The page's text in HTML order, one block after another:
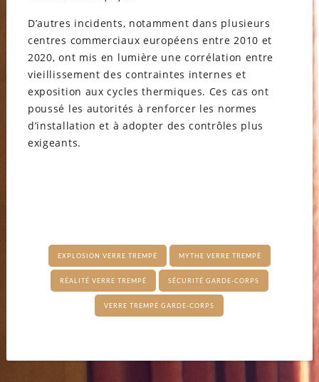
D’autres incidents, notamment dans plusieurs
centres commerciaux européens entre 2010 et
2020, ont mis en lumière une corrélation entre
vieillissement des contraintes internes et
exposition aux cycles thermiques. Ces cas ont
poussé les autorités à renforcer les normes
d’installation et à adopter des contrôles plus
exigeants.
EXPLOSION VERRE TREMPÉ MYTHE VERRE TREMPÉ
RÉALITÉ VERRE TREMPÉ SÉCURITÉ GARDE-CORPS
VERRE TREMPÉ GARDE-CORPS